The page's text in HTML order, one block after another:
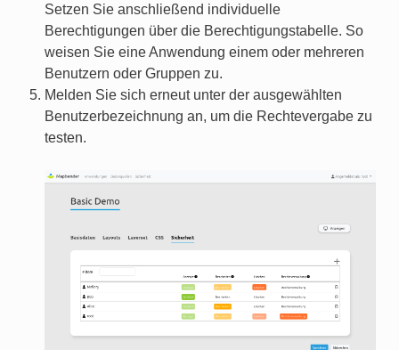
Setzen Sie anschließend individuelle
Berechtigungen über die Berechtigungstabelle. So
weisen Sie eine Anwendung einem oder mehreren
Benutzern oder Gruppen zu.
Melden Sie sich erneut unter der ausgewählten
Benutzerbezeichnung an, um die Rechtevergabe zu
testen.